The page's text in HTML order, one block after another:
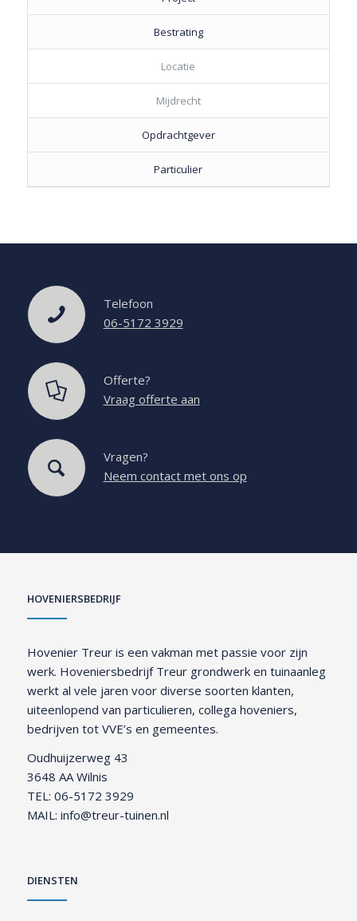
Bestrating
Locatie
Mijdrecht
Opdrachtgever
Particulier
Telefoon
06-5172 3929
Offerte?
Vraag offerte aan
Vragen?
Neem contact met ons op
HOVENIERSBEDRIJF
Hovenier Treur is een vakman met passie voor zijn
werk. Hoveniersbedrijf Treur grondwerk en tuinaanleg
werkt al vele jaren voor diverse soorten klanten,
uiteenlopend van particulieren, collega hoveniers,
bedrijven tot VVE’s en gemeentes.
Oudhuijzerweg 43
3648 AA Wilnis
TEL: 06-5172 3929
MAIL: info@treur-tuinen.nl
DIENSTEN